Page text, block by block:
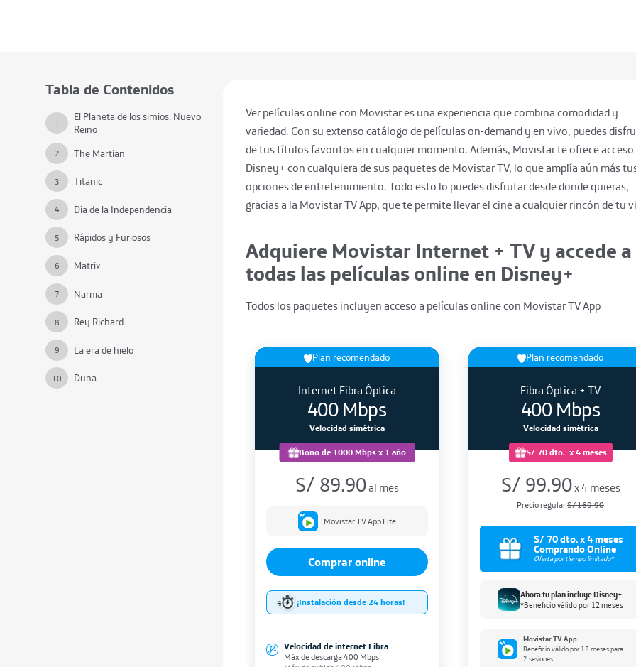
Tabla de Contenidos
1
El Planeta de los simios: Nuevo
Reino
2 The Martian
3 Titanic
4 Día de la Independencia
5 Rápidos y Furiosos
6 Matrix
7 Narnia
8 Rey Richard
9 La era de hielo
10 Duna
Ver películas online con Movistar es una experiencia que combina comodidad y
variedad. Con su extenso catálogo de películas on-demand y en vivo, puedes
de tus títulos favoritos en cualquier momento. Además, Movistar te ofrece acceso
Disney+ con cualquiera de sus paquetes de Movistar TV, lo que amplía aún más
opciones de entretenimiento. Todo esto lo puedes disfrutar desde donde quieras,
gracias a la Movistar TV App, que te permite llevar el cine a cualquier rincón de tu
Adquiere Movistar Internet + TV y accede a
todas las películas online en Disney+
Todos los paquetes incluyen acceso a películas online con Movistar TV App
Plan recomendado
Internet Fibra Óptica
400 Mbps
Velocidad simétrica
Bono de 1000 Mbps x 1 año
S/ 89.90al mes
Movistar TV App Lite
Comprar online
¡Instalación desde 24 horas!
Velocidad de internet Fibra
Máx de descarga 400 Mbps
Plan recomendado
Fibra Óptica + TV
400 Mbps
Velocidad simétrica
S/ 70 dto. x 4 meses
S/ 99.90x 4 meses
Precio regularS/ 169.90
S/ 70 dto. x 4 meses
Comprando Online
Oferta por tiempo limitado*
Ahora tu plan incluye Disney+
*Beneficio válido por 12 meses
Movistar TV App
Beneficio válido por 12 meses para
2 sesiones